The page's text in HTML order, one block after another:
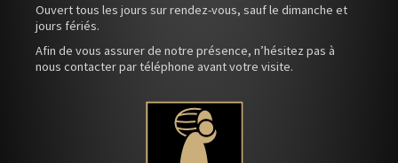
Ouvert tous les jours sur rendez-vous, sauf le dimanche et
jours fériés.
Afin de vous assurer de notre présence, n’hésitez pas à
nous contacter par téléphone avant votre visite.